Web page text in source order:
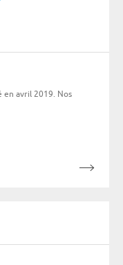
en avril 2019. Nos